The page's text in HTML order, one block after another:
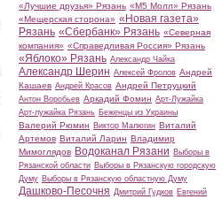
«Лучшие друзья» Рязань «М5 Молл» Рязань
«Мещерская сторона» «Новая газета»
Рязань «Сбербанк» Рязань «Северная
компания» «Справедливая Россия» Рязань
«Яблоко» Рязань Александр Чайка
Александр Шерин Алексей Фролов Андрей
Кашаев Андрей Красов Андрей Петруцкий
Антон Воробьев Аркадий Фомин Арт-Лужайка
Арт-лужайка Рязань Беженцы из Украины
Валерий Рюмин Виктор Малюгин Виталий
Артемов Виталий Ларин Владимир
Мимоглядов Водоканал Рязани Выборы в
Рязанской области Выборы в Рязанскую городскую
Думу Выборы в Рязанскую областную Думу
Дашково-Песочня Дмитрий Гудков Евгений